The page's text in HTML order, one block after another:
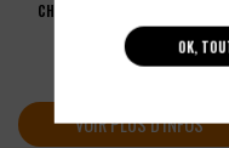
CHAUSSURES DE SÉCURITÉ
VAMOS S1P
57,89
HT
VOIR PLUS D'INFOS
OK,